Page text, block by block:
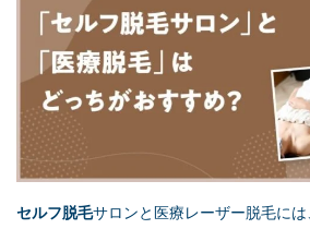
セルフ脱毛サロンと医療レーザー脱毛に